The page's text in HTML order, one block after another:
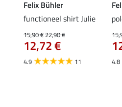
Felix Bühler
functioneel shirt Julie
15,90 €22,90 €
12,72 €
4.9 11 4.8